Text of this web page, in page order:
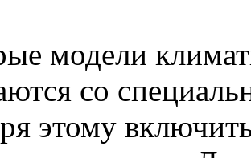
модели
со
этому